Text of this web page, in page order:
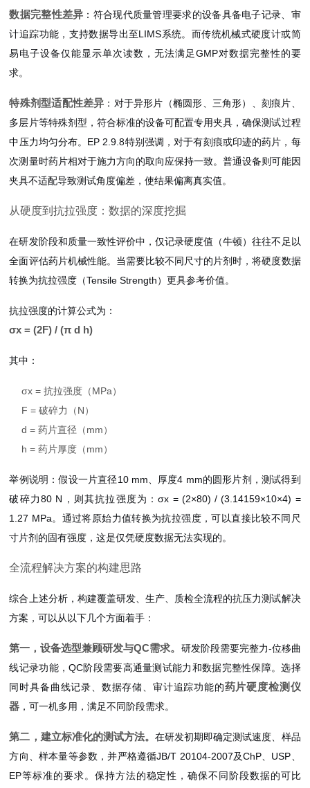
数据完整性差异 ：符合现代质量管理要求的设备具备电子记录、审
计追踪功能，支持数据导出至LIMS系统。而传统机械式硬度计或简
易电子设备仅能显示单次读数，无法满足GMP对数据完整性的要
求。
特殊剂型适配性差异 ：对于异形片（椭圆形、三角形）、刻痕片、
多层片等特殊剂型，符合标准的设备可配置专用夹具，确保测试过程
中压力均匀分布。EP 2.9.8特别强调，对于有刻痕或印迹的药片，每
次测量时药片相对于施力方向的取向应保持一致。普通设备则可能因
夹具不适配导致测试角度偏差，使结果偏离真实值。
从硬度到抗拉强度：数据的深度挖掘
在研发阶段和质量一致性评价中，仅记录硬度值（牛顿）往往不足以
全面评估药片机械性能。当需要比较不同尺寸的片剂时，将硬度数据
转换为抗拉强度（Tensile Strength）更具参考价值。
抗拉强度的计算公式为：
σx = (2F) / (π d h)
其中：
σx = 抗拉强度（MPa）
F = 破碎力（N）
d = 药片直径（mm）
h = 药片厚度（mm）
举例说明：假设一片直径10 mm、厚度4 mm的圆形片剂，测试得到
破碎力80 N，则其抗拉强度为：σx = (2×80) / (3.14159×10×4) =
1.27 MPa。通过将原始力值转换为抗拉强度，可以直接比较不同尺
寸片剂的固有强度，这是仅凭硬度数据无法实现的。
全流程解决方案的构建思路
综合上述分析，构建覆盖研发、生产、质检全流程的抗压力测试解决
方案，可以从以下几个方面着手：
第一，设备选型兼顾研发与QC需求。 研发阶段需要完整力-位移曲
线记录功能，QC阶段需要高通量测试能力和数据完整性保障。选择
同时具备曲线记录、数据存储、审计追踪功能的药片硬度检测仪
器 ，可一机多用，满足不同阶段需求。
第二，建立标准化的测试方法。 在研发初期即确定测试速度、样品
方向、样本量等参数，并严格遵循JB/T 20104-2007及ChP、USP、
EP等标准的要求。保持方法的稳定性，确保不同阶段数据的可比